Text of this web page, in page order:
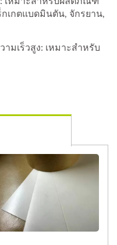
เกตแบดมินตัน, จักรยาน,
มเร็วสูง: เหมาะสำหรับ